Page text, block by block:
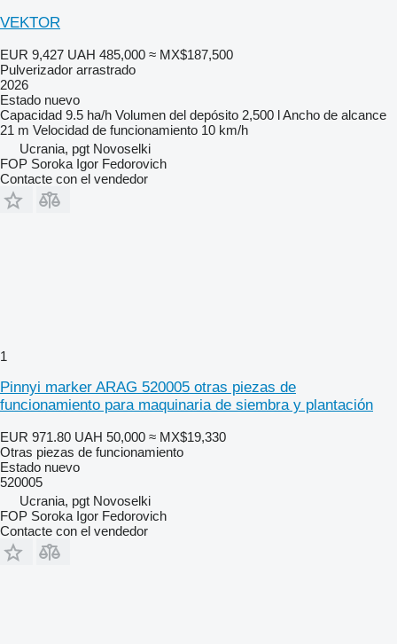
VEKTOR
EUR 9,427 UAH 485,000 ≈ MX$187,500
Pulverizador arrastrado
2026
Estado nuevo
Capacidad 9.5 ha/h Volumen del depósito 2,500 lAncho de alcance
21 m Velocidad de funcionamiento 10 km/h
Ucrania, pgt Novoselki
FOP Soroka Igor Fedorovich
Contacte con el vendedor
1
Pinnyi marker ARAG 520005 otras piezas de
funcionamiento para maquinaria de siembra y plantación
EUR 971.80 UAH 50,000 ≈ MX$19,330
Otras piezas de funcionamiento
Estado nuevo
520005
Ucrania, pgt Novoselki
FOP Soroka Igor Fedorovich
Contacte con el vendedor